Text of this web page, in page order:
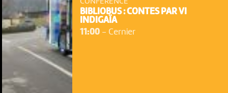
CONFÉRENCE
BIBLIOBUS : CONTES PAR VI
INDIGAÏA
11:00- Cernier